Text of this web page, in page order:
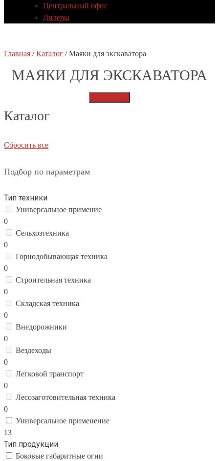
Центральный офис
Дилеры
Главная / Каталог / Маяки для экскаватора
МАЯКИ ДЛЯ ЭКСКАВАТОРА
Каталог
Сбросить все
Подбор по параметрам
Тип техники
Универсальное примение
0
Сельхозтехника
0
Горнодобывающая техника
0
Строительная техника
0
Складская техника
0
Внедорожники
0
Вездеходы
0
Легковой транспорт
0
Лесозаготовительная техника
0
Универсальное применение
13
Тип продукции
Боковые габаритные огни